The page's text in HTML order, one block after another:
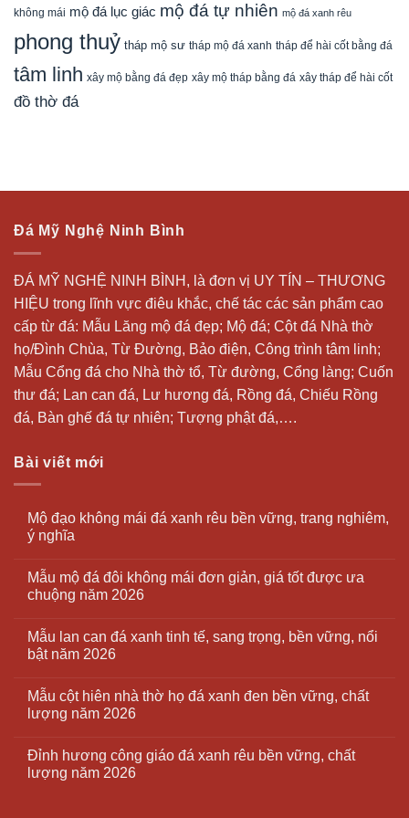
không mái mộ đá lục giác mộ đá tự nhiên mộ đá xanh rêu
phong thuỷ tháp mộ sư tháp mộ đá xanh tháp để hài cốt bằng đá
tâm linh xây mộ bằng đá đẹp xây mộ tháp bằng đá xây tháp để hài cốt
đồ thờ đá
Đá Mỹ Nghệ Ninh Bình
ĐÁ MỸ NGHỆ NINH BÌNH, là đơn vị UY TÍN – THƯƠNG
HIỆU trong lĩnh vực điêu khắc, chế tác các sản phẩm cao
cấp từ đá: Mẫu Lăng mộ đá đẹp; Mộ đá; Cột đá Nhà thờ
họ/Đình Chùa, Từ Đường, Bảo điện, Công trình tâm linh;
Mẫu Cổng đá cho Nhà thờ tổ, Từ đường, Cổng làng; Cuốn
thư đá; Lan can đá, Lư hương đá, Rồng đá, Chiếu Rồng
đá, Bàn ghế đá tự nhiên; Tượng phật đá,….
Bài viết mới
Mộ đạo không mái đá xanh rêu bền vững, trang nghiêm,
ý nghĩa
Mẫu mộ đá đôi không mái đơn giản, giá tốt được ưa
chuộng năm 2026
Mẫu lan can đá xanh tinh tế, sang trọng, bền vững, nổi
bật năm 2026
Mẫu cột hiên nhà thờ họ đá xanh đen bền vững, chất
lượng năm 2026
Đỉnh hương công giáo đá xanh rêu bền vững, chất
lượng năm 2026